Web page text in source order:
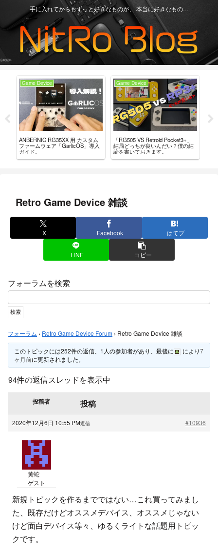
手に入れてからもずっと好きなものが、 本当に好きなもの…
Game Device
ANBERNIC RG35XX 用 カスタム
ファームウェア「GarlicOS」導入
ガイド。
Game Device
「RG505 VS Retroid Pocket3+」
結局どっちが良いんだい？僕の結
論を書いておきます。
Retro Game Device 雑談
X Facebook はてブ
LINE コピー
フォーラムを検索
フォーラム › Retro Game Device Forum › Retro Game Device 雑談
このトピックには252件の返信、1人の参加者があり、最後に により7
ヶ月前に更新されました。
94件の返信スレッドを表示中
投稿者 投稿
2020年12月6日 10:55 PM #10936
返信
黄蛇
ゲスト
新規トピックを作るまでではない…これ買ってみまし
た、既存だけどオススメデバイス、オススメじゃない
けど面白デバイス等々、ゆるくライトな話題用トピッ
クです。